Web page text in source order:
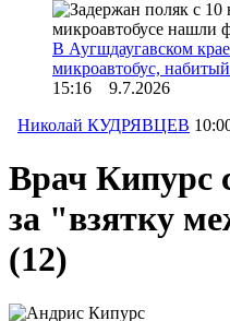
В Аугшдаугавском
микроавтобус,
15:16 9.7.2026
Николай КУДРЯВЦЕВ
Врач Кипурс
за "взятку
(12)